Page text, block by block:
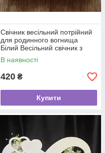
Свічник весільний потрійний
для родинного вогнища
Білий Весільний свічник з
дерева
В наявності
420 ₴
Купити